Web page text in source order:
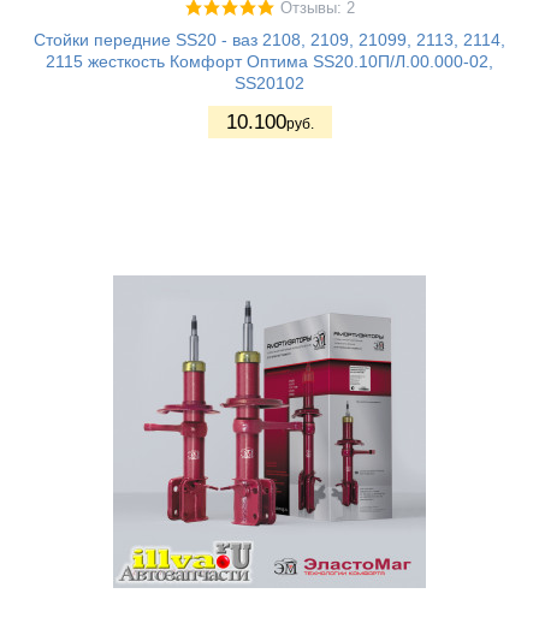
Отзывы: 2
Стойки передние SS20 - ваз 2108, 2109, 21099, 2113, 2114,
2115 жесткость Комфорт Оптима SS20.10П/Л.00.000-02,
SS20102
10.100руб.